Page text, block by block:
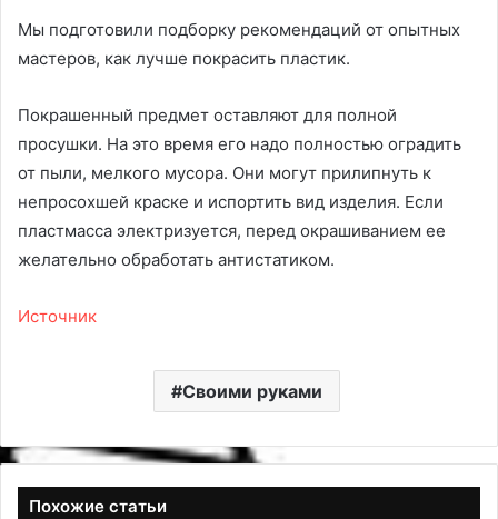
Мы подготовили подборку рекомендаций от опытных
мастеров, как лучше покрасить пластик.
Покрашенный предмет оставляют для полной
просушки. На это время его надо полностью оградить
от пыли, мелкого мусора. Они могут прилипнуть к
непросохшей краске и испортить вид изделия. Если
пластмасса электризуется, перед окрашиванием ее
желательно обработать антистатиком.
Источник
Своими руками
Похожие статьи